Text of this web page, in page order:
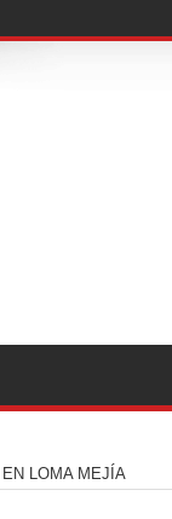
LOMA MEJÍA